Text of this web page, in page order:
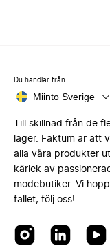
Du handlar från
Miinto Sverige
Till skillnad från de
lager. Faktum är att
alla våra produkter
kärlek av
modebutiker. Vi
fallet, följ oss!